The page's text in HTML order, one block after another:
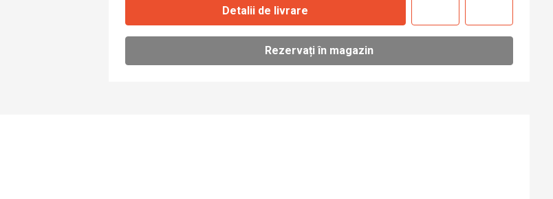
Detalii de livrare
Rezervați în magazin